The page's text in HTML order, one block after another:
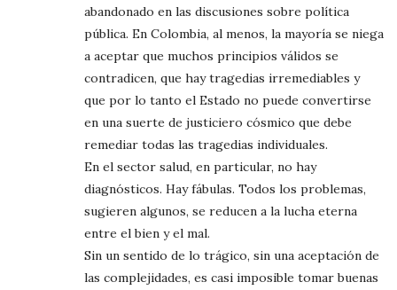
abandonado en las discusiones sobre política
pública. En Colombia, al menos, la mayoría se niega
a aceptar que muchos principios válidos se
contradicen, que hay tragedias irremediables y
que por lo tanto el Estado no puede convertirse
en una suerte de justiciero cósmico que debe
remediar todas las tragedias individuales.
En el sector salud, en particular, no hay
diagnósticos. Hay fábulas. Todos los problemas,
sugieren algunos, se reducen a la lucha eterna
entre el bien y el mal.
Sin un sentido de lo trágico, sin una aceptación de
las complejidades, es casi imposible tomar buenas